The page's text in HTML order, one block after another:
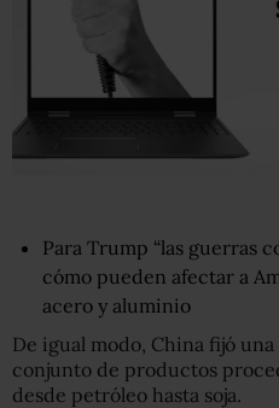
Para Trump “las guerras
cómo pueden afectar a
acero y aluminio
De igual modo, China fijó una
conjunto de productos
desde petróleo hasta soja.